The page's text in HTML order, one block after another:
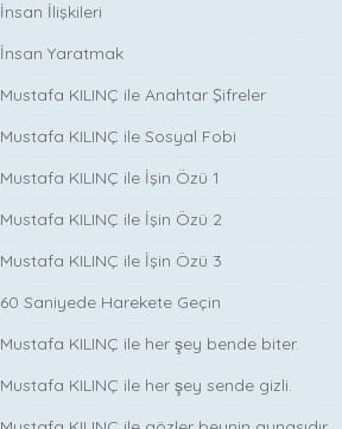
İnsan İlişkileri
İnsan Yaratmak
Mustafa KILINÇ ile Anahtar Şifreler
Mustafa KILINÇ ile Sosyal Fobi
Mustafa KILINÇ ile İşin Özü 1
Mustafa KILINÇ ile İşin Özü 2
Mustafa KILINÇ ile İşin Özü 3
60 Saniyede Harekete Geçin
Mustafa KILINÇ ile her şey bende biter.
Mustafa KILINÇ ile her şey sende gizli.